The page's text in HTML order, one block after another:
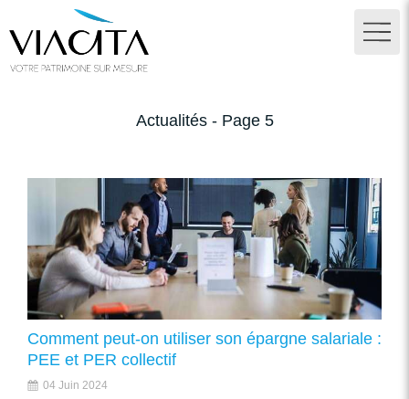
Actualités - Page 5
Comment peut-on utiliser son épargne salariale :
PEE et PER collectif
04 Juin 2024